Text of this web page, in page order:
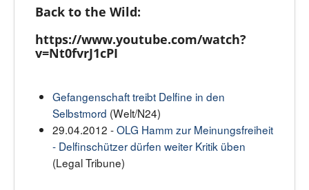
Back to the Wild:
https://www.youtube.com/watch?
v=Nt0fvrJ1cPI
Gefangenschaft treibt Delfine in den
Selbstmord (Welt/N24)
29.04.2012 -OLG Hamm zur Meinungsfreiheit
- Delfinschützer dürfen weiter Kritik üben
(Legal Tribune)